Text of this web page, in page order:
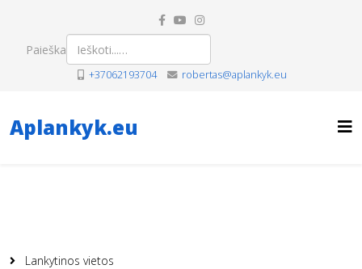
Paieška
+37062193704 robertas@aplankyk.eu
Aplankyk.eu
Lankytinos vietos